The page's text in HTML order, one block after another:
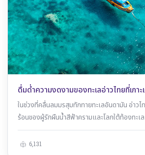
ดื่มด่ำความงดงามของทะเลอ่าวไทยที่เกาะ
ในช่วงที่คลื่นลมมรสุมทักทายทะเลอันดามัน อ่าว
ร้อนของผู้รักผืนน้ำสีฟ้าครามและโลกใต้ท้องทะเล
6,131